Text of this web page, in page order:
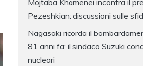
Mojtaba Khamenei incontra il
Pezeshkian: discussioni sulle
Nagasaki ricorda il
81 anni fa: il sindaco Suzuki
nucleari